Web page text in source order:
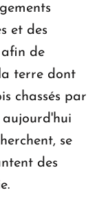
et des
de
terre dont
chassés par
se
des